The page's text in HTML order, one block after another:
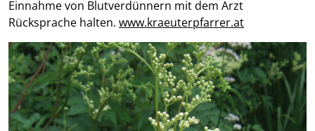
Einnahme von Blutverdünnern mit dem Arzt
Rücksprache halten. www.kraeuterpfarrer.at